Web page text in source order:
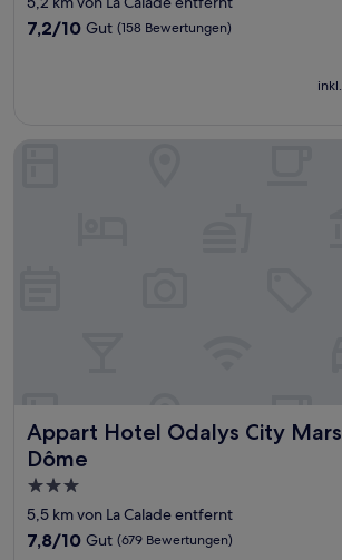
7.2
7,2/10 Gut (158 Bewertungen)
Appart Hotel Odalys City
Dôme
Appart Hotel Odalys City Marseille Le
3.0-
Sterne-
Unterkunft
5,5 km von La Calade entfernt
7.8
7,8/10 Gut (679 Bewertungen)